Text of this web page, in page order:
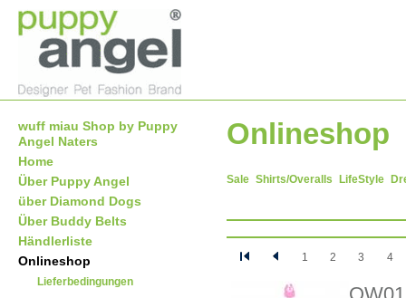
wuff miau Shop by Puppy
Angel Naters
Home
Über Puppy Angel
über Diamond Dogs
Über Buddy Belts
Händlerliste
Onlineshop
Lieferbedingungen
Onlineshop
Sale Shirts/Overalls LifeStyle
1 2 3 4